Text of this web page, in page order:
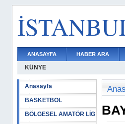
ANASAYFA HABER ARA
KÜNYE
Anasayfa
BASKETBOL
BÖLGESEL AMATÖR LİG